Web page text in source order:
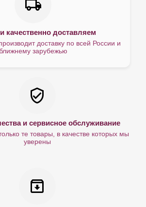
качественно доставляем
доставку по всей России и
зарубежью
и сервисное обслуживание
те товары, в качестве которых мы
уверены